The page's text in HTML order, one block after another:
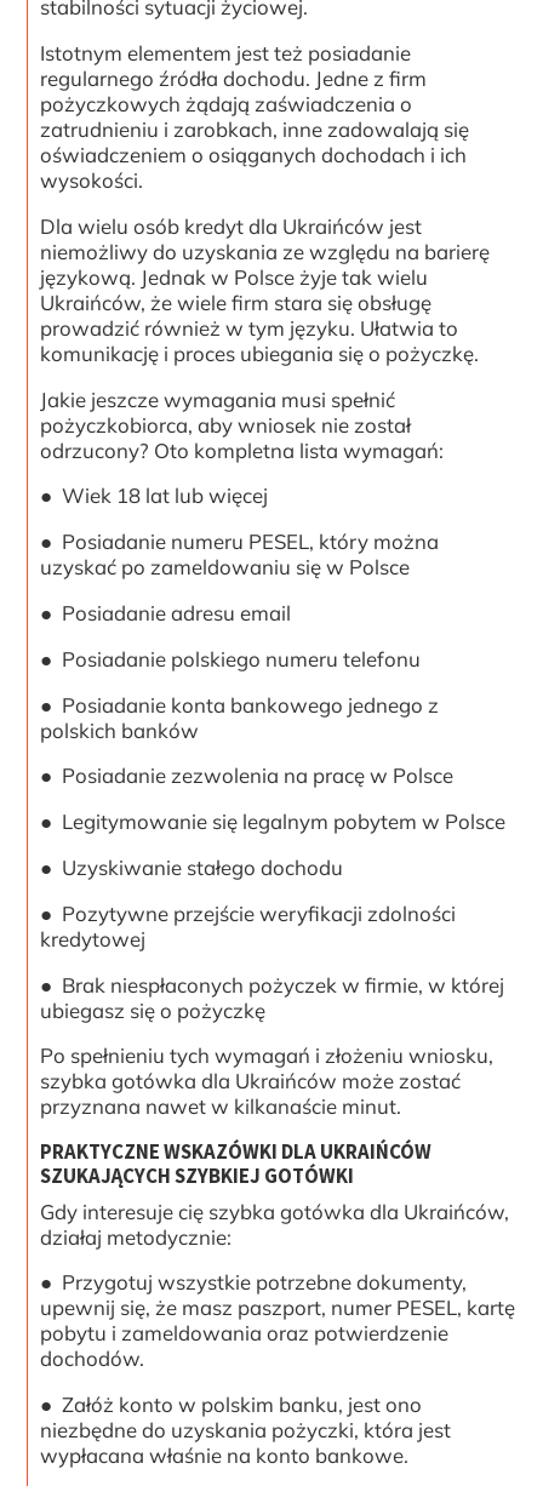
stabilności sytuacji życiowej.
Istotnym elementem jest też posiadanie
regularnego źródła dochodu. Jedne z firm
pożyczkowych żądają zaświadczenia o
zatrudnieniu i zarobkach, inne zadowalają się
oświadczeniem o osiąganych dochodach i ich
wysokości.
Dla wielu osób kredyt dla Ukraińców jest
niemożliwy do uzyskania ze względu na barierę
językową. Jednak w Polsce żyje tak wielu
Ukraińców, że wiele firm stara się obsługę
prowadzić również w tym języku. Ułatwia to
komunikację i proces ubiegania się o pożyczkę.
Jakie jeszcze wymagania musi spełnić
pożyczkobiorca, aby wniosek nie został
odrzucony? Oto kompletna lista wymagań:
● Wiek 18 lat lub więcej
● Posiadanie numeru PESEL, który można
uzyskać po zameldowaniu się w Polsce
● Posiadanie adresu email
● Posiadanie polskiego numeru telefonu
● Posiadanie konta bankowego jednego z
polskich banków
● Posiadanie zezwolenia na pracę w Polsce
● Legitymowanie się legalnym pobytem w Polsce
● Uzyskiwanie stałego dochodu
● Pozytywne przejście weryfikacji zdolności
kredytowej
● Brak niespłaconych pożyczek w firmie, w której
ubiegasz się o pożyczkę
Po spełnieniu tych wymagań i złożeniu wniosku,
szybka gotówka dla Ukraińców może zostać
przyznana nawet w kilkanaście minut.
PRAKTYCZNE WSKAZÓWKI DLA UKRAIŃCÓW
SZUKAJĄCYCH SZYBKIEJ GOTÓWKI
Gdy interesuje cię szybka gotówka dla Ukraińców,
działaj metodycznie:
● Przygotuj wszystkie potrzebne dokumenty,
upewnij się, że masz paszport, numer PESEL, kartę
pobytu i zameldowania oraz potwierdzenie
dochodów.
● Załóż konto w polskim banku, jest ono
niezbędne do uzyskania pożyczki, która jest
wypłacana właśnie na konto bankowe.